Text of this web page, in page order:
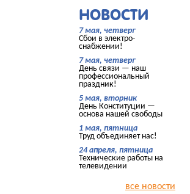
НОВОСТИ
7 мая, четверг
Сбои в электро-
снабжении!
7 мая, четверг
День связи — наш
профессиональный
праздник!
5 мая, вторник
День Конституции —
основа нашей свободы
1 мая, пятница
Труд объединяет нас!
24 апреля, пятница
Технические работы на
телевидении
все новости